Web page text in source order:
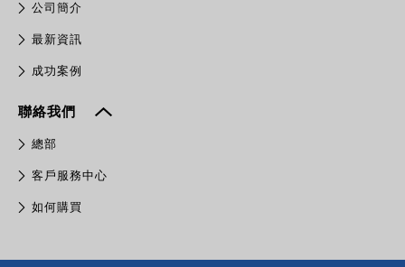
公司簡介
最新資訊
成功案例
聯絡我們
總部
客戶服務中心
如何購買